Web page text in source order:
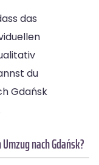
das
du
Gdańsk
nach Gdańsk?